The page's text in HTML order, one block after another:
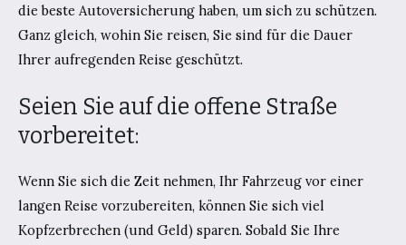
die beste Autoversicherung haben, um sich zu schützen.
Ganz gleich, wohin Sie reisen, Sie sind für die Dauer
Ihrer aufregenden Reise geschützt.
Seien Sie auf die offene Straße
vorbereitet:
Wenn Sie sich die Zeit nehmen, Ihr Fahrzeug vor einer
langen Reise vorzubereiten, können Sie sich viel
Kopfzerbrechen (und Geld) sparen. Sobald Sie Ihre